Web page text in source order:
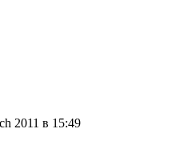
2011 в 15:49